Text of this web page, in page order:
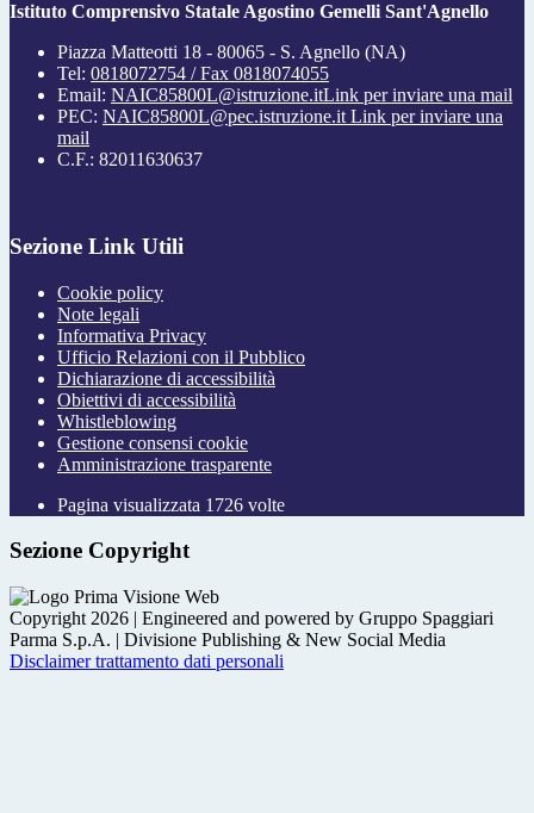
Istituto Comprensivo Statale Agostino Gemelli Sant'Agnello
Piazza Matteotti 18 - 80065 - S. Agnello (NA)
Tel: 0818072754 / Fax 0818074055
Email: NAIC85800L@istruzione.itLink per inviare una mail
PEC: NAIC85800L@pec.istruzione.it Link per inviare una
mail
C.F.: 82011630637
Sezione Link Utili
Cookie policy
Note legali
Informativa Privacy
Ufficio Relazioni con il Pubblico
Dichiarazione di accessibilità
Obiettivi di accessibilità
Whistleblowing
Gestione consensi cookie
Amministrazione trasparente
Pagina visualizzata 1726 volte
Sezione Copyright
Copyright 2026 | Engineered and powered by Gruppo Spaggiari
Parma S.p.A. | Divisione Publishing & New Social Media
Disclaimer trattamento dati personali